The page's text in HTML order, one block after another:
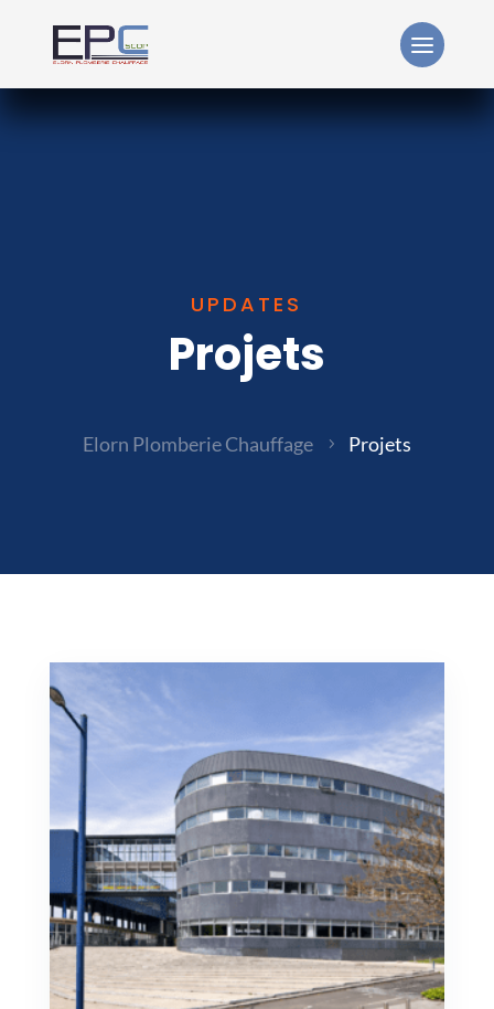
UPDATES
Projets
Elorn Plomberie Chauffage 5 Projets